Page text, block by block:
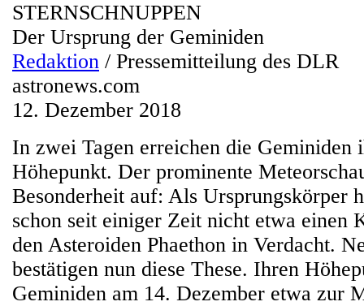
STERNSCHNUPPEN
Der Ursprung der Geminiden
Redaktion / Pressemitteilung des DLR
astronews.com
12. Dezember 2018
In zwei Tagen erreichen die Geminiden
Höhepunkt. Der prominente
Besonderheit auf: Als Ursprungskörper
schon seit einiger Zeit nicht etwa einen
den Asteroiden Phaethon in Verdacht.
bestätigen nun diese These. Ihren
Geminiden am 14. Dezember etwa zur